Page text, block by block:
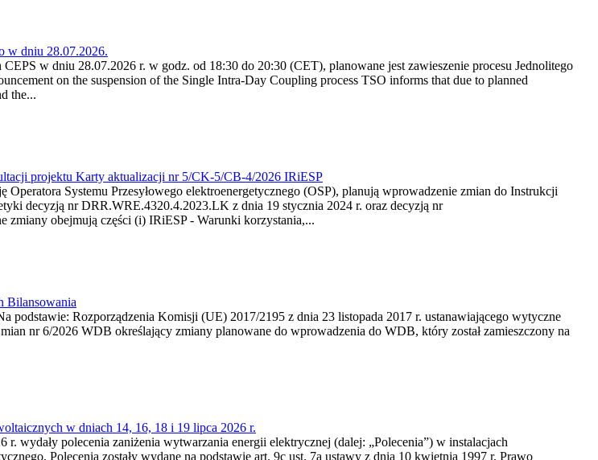
w dniu 28.07.2026.
w dniu 28.07.2026 r. w godz. od 18:30 do 20:30 (CET), planowane jest zawieszenie procesu Jednolitego
on the suspension of the Single Intra-Day Coupling process TSO informs that due to planned
the...
projektu Karty aktualizacji nr 5/CK-5/CB-4/2026 IRiESP
Systemu Przesyłowego elektroenergetycznego (OSP), planują wprowadzenie zmian do Instrukcji
decyzją nr DRR.WRE.4320.4.2023.LK z dnia 19 stycznia 2024 r. oraz decyzją nr
obejmują części (i) IRiESP - Warunki korzystania,...
Bilansowania
Rozporządzenia Komisji (UE) 2017/2195 z dnia 23‍ listopada 2017 r. ustanawiającego wytyczne
nr 6/2026 WDB określający zmiany planowane do wprowadzenia do WDB, który został zamieszczony na
w dniach 14, 16, 18 i 19 lipca 2026 r.
wydały polecenia zaniżenia wytwarzania energii elektrycznej (dalej: „Polecenia”) w instalacjach
Polecenia zostały wydane na podstawie art. 9c ust. 7a ustawy z dnia 10 kwietnia 1997 r. Prawo